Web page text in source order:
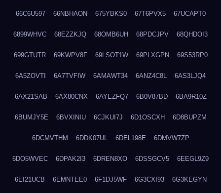
66C6U597 66NBHAON 675YBKS0 67T6PVX5 67UCAPT0
6899WHVC 68EZZKJQ 68OMB6UH 68PDCJPV 68QHDOI3
699GTUTR 69KWPV8F 69LSOT1W 69PLXGPN 69S53RP0
6A5ZOVTI 6A7TVFIW 6AMAWT34 6ANZ4C8L 6AS3LJQ4
6AX21SAB 6AX80CNX 6AYEZFQ7 6B0V87BD 6BA9R10Z
6BUMJY5E 6BVXINIU 6CJKUI7J 6D1OSCXH 6D8BUPZM
6DCMVTHM 6DDK07UL 6DEL198E 6DMVW7ZP
6DO5WVEC 6DPAK2I3 6DREN8XO 6DSSGCV5 6EEGL9Z9
6EI21UCB 6EMNTEE0 6F1DJ5WF 6G3CXI93 6G3KEGYN